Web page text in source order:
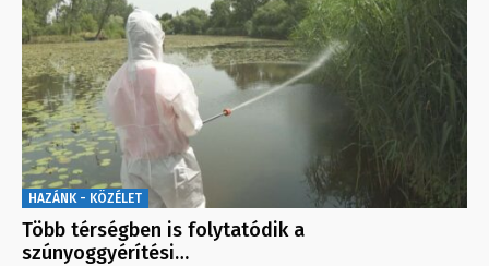
HAZÁNK - KÖZÉLET
Több térségben is folytatódik a
szúnyoggyérítési…